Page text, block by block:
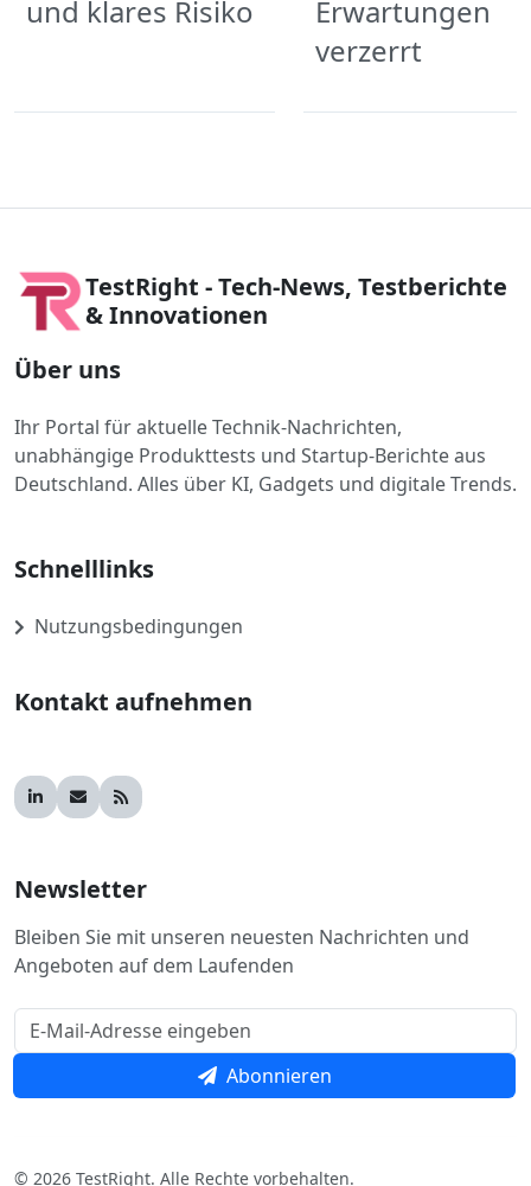
und klares Risiko
Erwartungen
verzerrt
TestRight - Tech-News, Testberichte
& Innovationen
Über uns
Ihr Portal für aktuelle Technik-Nachrichten,
unabhängige Produkttests und Startup-Berichte aus
Deutschland. Alles über KI, Gadgets und digitale Trends.
Schnelllinks
Nutzungsbedingungen
Kontakt aufnehmen
Newsletter
Bleiben Sie mit unseren neuesten Nachrichten und
Angeboten auf dem Laufenden
Abonnieren
© 2026 TestRight. Alle Rechte vorbehalten.